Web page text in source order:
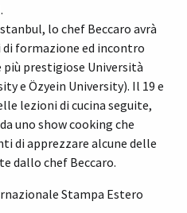
lo chef Beccaro avrà
formazione ed incontro
prestigiose Università
e Özyein University). Il 19 e
lezioni di cucina seguite,
uno show cooking che
di apprezzare alcune delle
dallo chef Beccaro.
Stampa Estero